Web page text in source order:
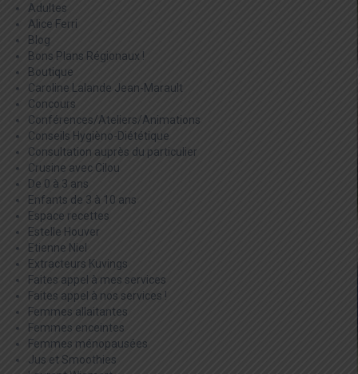
Adultes
Alice Ferri
Blog
Bons Plans Régionaux !
Boutique
Caroline Lalande Jean-Marault
Concours
Conférences/Ateliers/Animations
Conseils Hygièno-Diététique
Consultation auprès du particulier
Crusine avec Cilou
De 0 à 3 ans
Enfants de 3 à 10 ans
Espace recettes
Estelle Houver
Etienne Niel
Extracteurs Kuvings
Faites appel à mes services
Faites appel à nos services !
Femmes allaitantes
Femmes enceintes
Femmes ménopausées
Jus et Smoothies